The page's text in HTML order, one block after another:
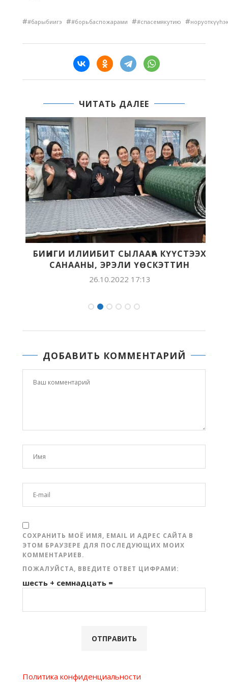
##барыбиигэ ##борьбаспожарами ##спасемякутию #
ЧИТАТЬ ДАЛЕЕ
БИҺИГИ ИЛИИБИТ СЫЛААҺА КҮҮСТЭЭХ
САНААНЫ, ЭРЭЛИ ҮӨСКЭТТИН
26.10.2022 17:13
ДОБАВИТЬ КОММЕНТАРИЙ
СОХРАНИТЬ МОЁ ИМЯ, EMAIL И АДРЕС САЙТА В
ЭТОМ БРАУЗЕРЕ ДЛЯ ПОСЛЕДУЮЩИХ МОИХ
КОММЕНТАРИЕВ.
ПОЖАЛУЙСТА, ВВЕДИТЕ ОТВЕТ ЦИФРАМИ:
шесть + семнадцать =
Политика конфиденциальности